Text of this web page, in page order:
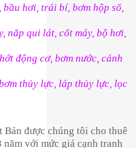
bầu hơi, trái bí, bơm hộp số,
nắp qui lát, cốt máy, bộ hơi,
động cơ, bơm nước, cánh
thủy lực, láp thủy lực, lọc
Bản được chúng tôi cho thuê
năm với mức giá cạnh tranh